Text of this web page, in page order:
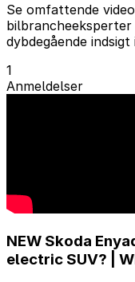
Se omfattende
dybdegående indsigt
1
Anmeldelser
NEW Skoda
electric SUV? |